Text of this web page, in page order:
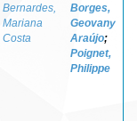
Bernardes,
Mariana
Costa
Borges,
Geovany
Araújo;
Poignet,
Philippe